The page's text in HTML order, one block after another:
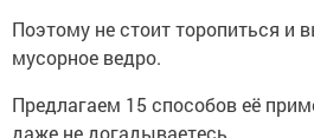
Поэтому не стоит торопиться и
мусорное ведро.
Предлагаем 15 способов её
даже не догадываетесь.